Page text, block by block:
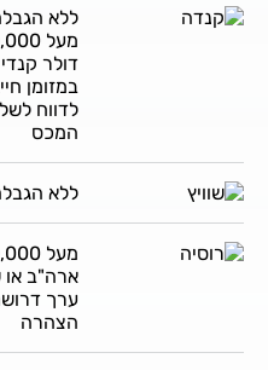
ללא
מעל
דולר קנדי
במזומן
לדווח
המכס
ללא
ארה"ב או
ערך
הצהרה